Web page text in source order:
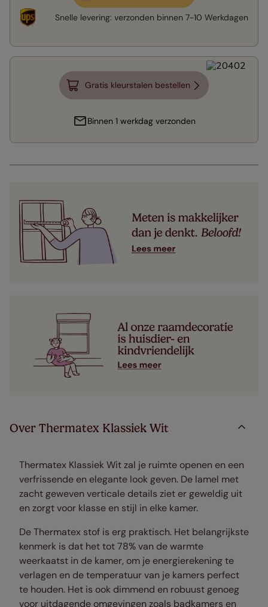
Snelle levering: verzonden binnen 7-10 Werkdagen
Gratis kleurstalen bestellen
Binnen 1 werkdag verzonden
Over Thermatex Klassiek Wit
Thermatex Klassiek Wit zal je ruimte openen en een
verfrissende en elegante look geven. De lamel met
zacht geweven verticale details ziet er geweldig uit
en zorgt voor klasse en stijl in elke kamer.
De Thermatex stof is erg praktisch. Het belangrijkste
kenmerk is dat het tot 78% van de warmte
weerkaatst in de kamer, om je energierekening te
verlagen en de temperatuur van je kamers perfect
te houden. Het is ook dimmend en robuust genoeg
voor uitdagende omgevingen zoals badkamers en